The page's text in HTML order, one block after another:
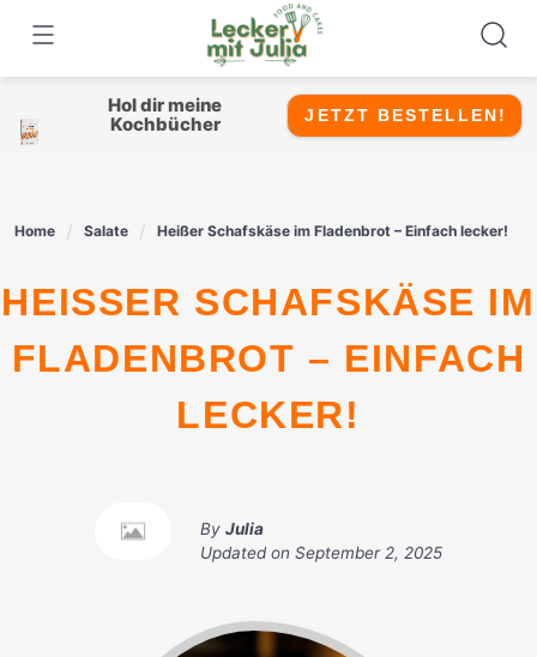
content
Hol dir meine
Kochbücher
JETZT BESTELLEN!
Home Salate Heißer Schafskäse im Fladenbrot – Einfach lecker!
HEISSER SCHAFSKÄSE IM F
LADENBROT – EINFACH L
ECKER!
By Julia
Updated on September 2, 2025